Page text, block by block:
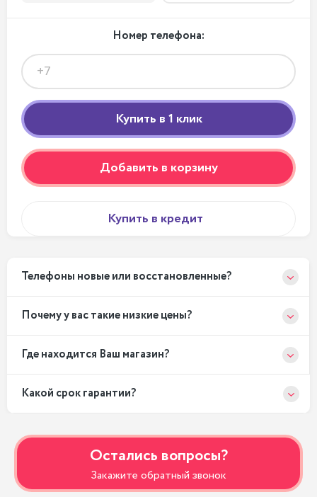
Номер телефона:
Добавить в корзину
Купить в кредит
Телефоны новые или восстановленные?
Почему у вас такие низкие цены?
Где находится Ваш магазин?
Какой срок гарантии?
Остались вопросы?
Закажите обратный звонок